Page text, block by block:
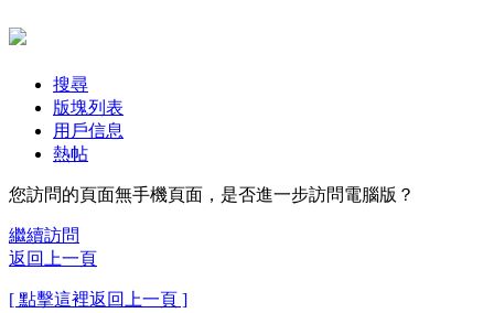
搜尋
版塊列表
用戶信息
熱帖
您訪問的頁面無手機頁面，是否進一步訪問電腦版？
繼續訪問
返回上一頁
[ 點擊這裡返回上一頁 ]